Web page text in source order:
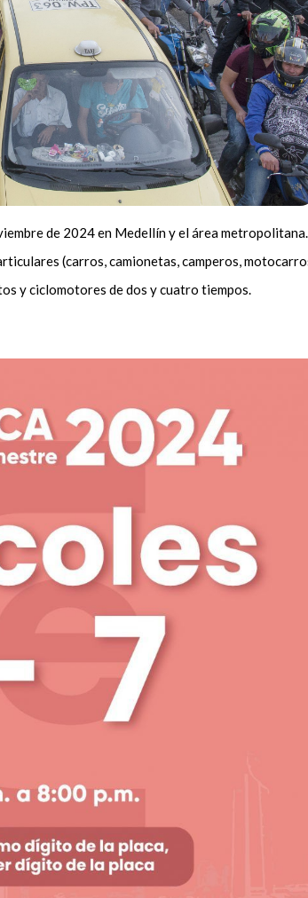
de 2024 en Medellín y el área metropolitana.
(carros, camionetas, camperos,
y ciclomotores de dos y cuatro tiempos.